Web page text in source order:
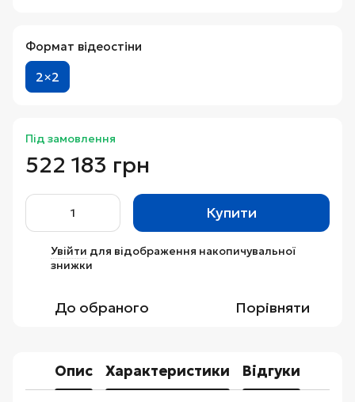
Формат відеостіни
2×2
Під замовлення
522 183 грн
Купити
Увійти для відображення накопичувальної
знижки
До обраного Порівняти
Опис Характеристики Відгуки